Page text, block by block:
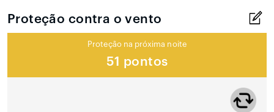
Proteção contra o vento
Proteção na próxima noite
51 pontos